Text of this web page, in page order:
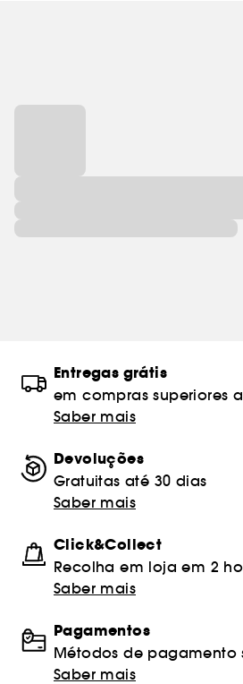
Entregas grátis
em compras superiores
Saber mais
Devoluções
Gratuitas até 30 dias
Saber mais
Click&Collect
Recolha em loja em 2
Saber mais
Pagamentos
Métodos de pagamento
Saber mais